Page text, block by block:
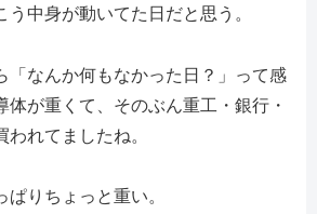
う中身が動いてた日だと思う。
「なんか何もなかった日？」って感
体が重くて、そのぶん重工・銀行・
れてましたね。
ぱりちょっと重い。